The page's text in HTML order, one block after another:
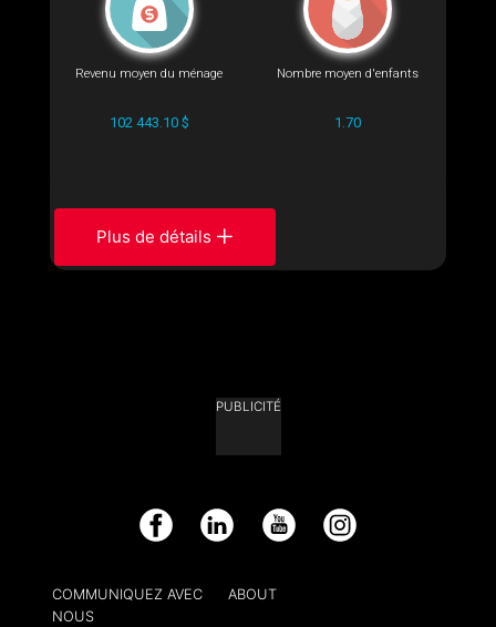
Revenu moyen du ménage
102 443.10 $
Nombre moyen d'enfants
1.70
Plus de détails
PUBLICITÉ
Facebook LinkedIn YouTube Instagram
COMMUNIQUEZ AVEC
NOUS
ABOUT